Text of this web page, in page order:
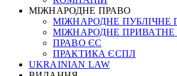
МІЖНАРОДНЕ ПРАВО
МІЖНАРОДНЕ ПУБЛІЧНЕ
МІЖНАРОДНЕ ПРИВАТНЕ
ПРАВО ЄС
ПРАКТИКА ЄСПЛ
UKRAINIAN LAW